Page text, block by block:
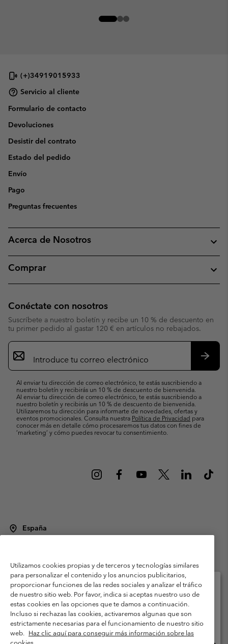
(+)34919015933
Servicio al cliente
Formulario de contacto
Devoluciones
Desistir del contrato
Estado del pedido
Envío
Pago
Preguntas frecuentes
Acerca de Nosotros
Comprar
Conéctate con nosotros
Suscríbete a nuestro boletín y recibe un 10 % de descuento en
tu primer pedido al gastar 120 € en artículos no rebajados.
Suscripción
de
correo
Al enviar tu dirección de correo electrónico, te estás suscribiendo a
nuestro boletín y recibirás un 10 % de descuento de bienvenida.
Al enviar tu dirección de correo electrónico, te estás suscribiendo a
nuestro boletín y recibirás un 10 % de descuento de bienvenida.
Utilizaremos tu dirección para informarte de novedades, ofertas y
eventos promocionales. Consulta nuestra Política de Privacidad para
conocer más en detalle cómo procesaremos tus datos con fines de
’marketing’ y cómo puedes revocar tu consentimiento.
España
Condiciones de uso
Terminos de Venta
Garantía
Política de Privacidad
Términos y condiciones del programa de miembros
Términos De Uso Del Contenido Generado Por Los Usuarios
Impressum
Cookies Public CBCR
Utilizamos cookies propias y de terceros y tecnologías similares
para personalizar el contenido y los anuncios publicitarios,
proporcionar funciones de las redes sociales y analizar el tráfico
de nuestro sitio web. Por favor, indica si aceptas nuestro uso de
estas cookies en las opciones que te damos a continuación.
Incluso si rechazas las cookies, activaremos algunas que son
estrictamente necesarias para el funcionamiento de nuestro sitio
web. Haz clic aquí para conseguir más información sobre las
Selecciona tu país e idioma envío
Compras en línea disponibles